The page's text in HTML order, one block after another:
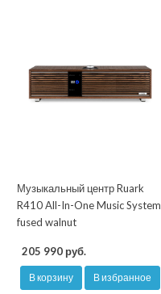
Музыкальный центр Ruark
R410 All-In-One Music System
fused walnut
205 990 руб.
В корзину В избранное